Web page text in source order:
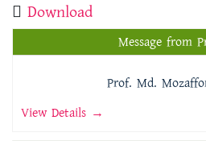
Download
Message from
Prof. Md.
View Details →